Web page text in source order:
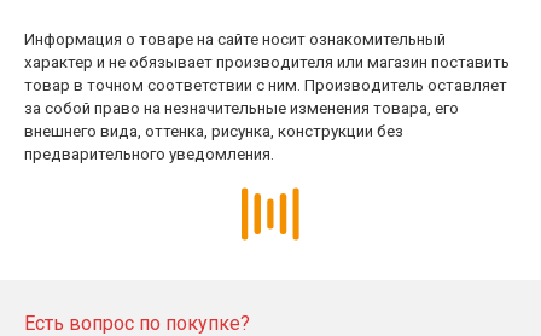
Информация о товаре на сайте носит ознакомительный
характер и не обязывает производителя или магазин поставить
товар в точном соответствии с ним. Производитель оставляет
за собой право на незначительные изменения товара, его
внешнего вида, оттенка, рисунка, конструкции без
предварительного уведомления.
Есть вопрос по покупке?